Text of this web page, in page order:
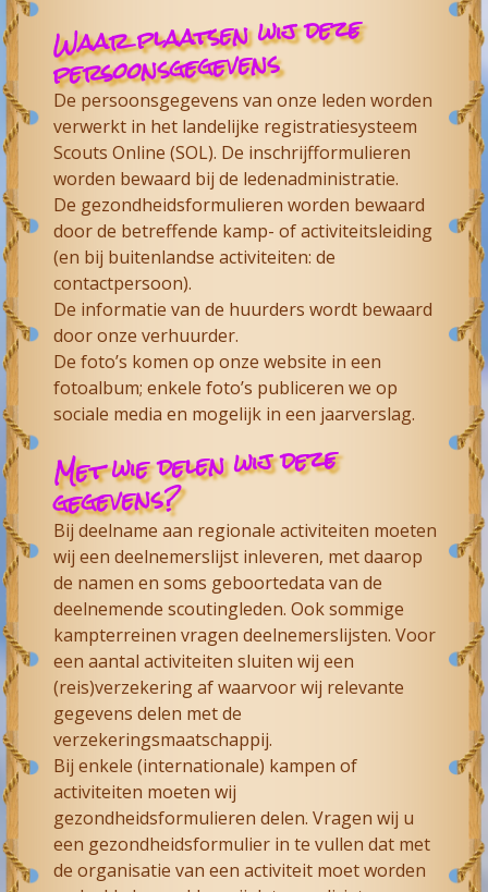
Waar plaatsen wij deze
persoonsgegevens
De persoonsgegevens van onze leden worden
verwerkt in het landelijke registratiesysteem
Scouts Online (SOL). De inschrijfformulieren
worden bewaard bij de ledenadministratie.
De gezondheidsformulieren worden bewaard
door de betreffende kamp- of activiteitsleiding
(en bij buitenlandse activiteiten: de
contactpersoon).
De informatie van de huurders wordt bewaard
door onze verhuurder.
De foto’s komen op onze website in een
fotoalbum; enkele foto’s publiceren we op
sociale media en mogelijk in een jaarverslag.
Met wie delen wij deze
gegevens?
Bij deelname aan regionale activiteiten moeten
wij een deelnemerslijst inleveren, met daarop
de namen en soms geboortedata van de
deelnemende scoutingleden. Ook sommige
kampterreinen vragen deelnemerslijsten. Voor
een aantal activiteiten sluiten wij een
(reis)verzekering af waarvoor wij relevante
gegevens delen met de
verzekeringsmaatschappij.
Bij enkele (internationale) kampen of
activiteiten moeten wij
gezondheidsformulieren delen. Vragen wij u
een gezondheidsformulier in te vullen dat met
de organisatie van een activiteit moet worden